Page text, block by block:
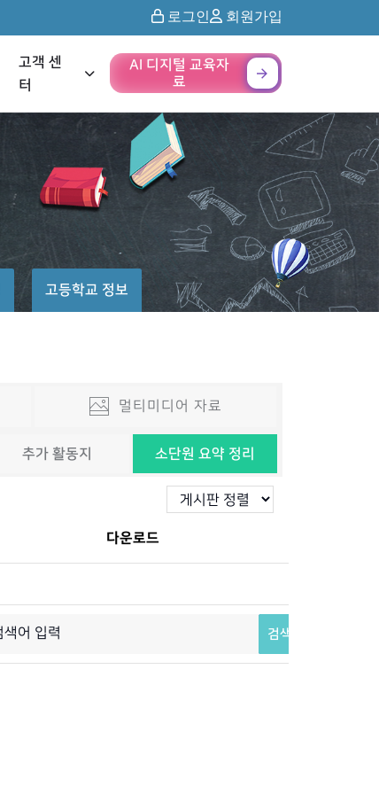
로그인 회원가입
고객 센
터
AI 디지털 교육자
료
고등학교 정보
멀티미디어 자료
추가 활동지 소단원 요약 정리
다운로드
검색